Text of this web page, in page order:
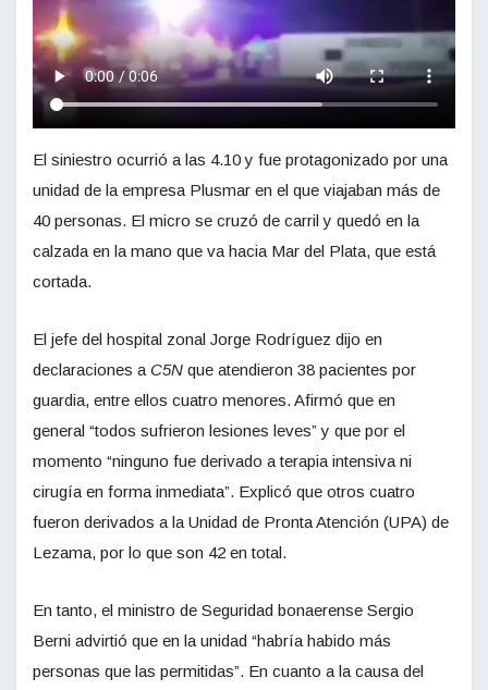
El siniestro ocurrió a las 4.10 y fue protagonizado por una
unidad de la empresa Plusmar en el que viajaban más de
40 personas. El micro se cruzó de carril y quedó en la
calzada en la mano que va hacia Mar del Plata, que está
cortada.
El jefe del hospital zonal Jorge Rodríguez dijo en
declaraciones a C5N que atendieron 38 pacientes por
guardia, entre ellos cuatro menores. Afirmó que en
general “todos sufrieron lesiones leves” y que por el
momento “ninguno fue derivado a terapia intensiva ni
cirugía en forma inmediata”. Explicó que otros cuatro
fueron derivados a la Unidad de Pronta Atención (UPA) de
Lezama, por lo que son 42 en total.
En tanto, el ministro de Seguridad bonaerense Sergio
Berni advirtió que en la unidad “habría habido más
personas que las permitidas”. En cuanto a la causa del